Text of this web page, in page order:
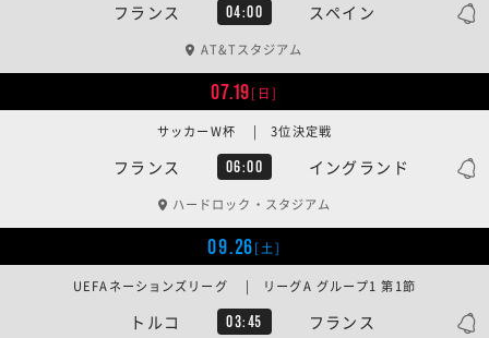
フランス 04:00 スペイン
AT&Tスタジアム
07.19[日]
フランス 06:00 イングランド
サッカーW杯 | 3位決定戦
ハードロック・スタジアム
09.26[土]
トルコ 03:45 フランス
UEFAネーションズリーグ | リーグA グループ1 第1節